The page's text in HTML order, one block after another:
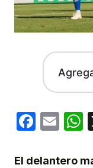
El delantero